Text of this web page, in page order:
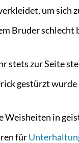
um sich
Bruder
stets zur Seite
gestürzt
Weisheiten in
für